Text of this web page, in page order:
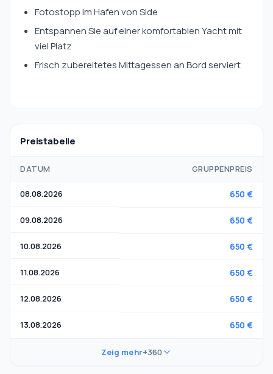
Fotostopp im Hafen von Side
Entspannen Sie auf einer komfortablen Yacht mit
viel Platz
Frisch zubereitetes Mittagessen an Bord serviert
Preistabelle
DATUM GRUPPENPREIS
08.08.2026 650 €
09.08.2026 650 €
10.08.2026 650 €
11.08.2026 650 €
12.08.2026 650 €
13.08.2026 650 €
Zeig mehr+360